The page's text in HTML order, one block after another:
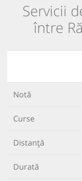
Servicii
între
Notă
Curse
Distanță
Durată